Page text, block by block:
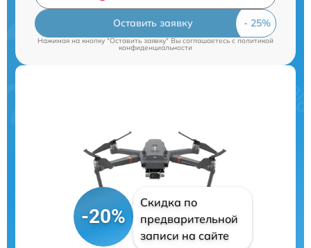
Оставить заявку
Нажимая на кнопку "Оставить заявку" Вы соглашаетесь cполитикой
конфиденциальности
-20%
Скидка по
предварительной
записи на сайте